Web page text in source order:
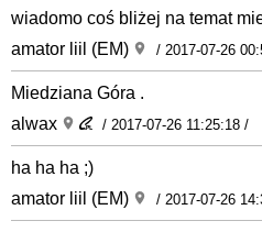
wiadomo coś bliżej na temat
amator liil (EM)
/ 2017-07-26
Miedziana Góra .
alwax
/ 2017-07-26 11:25:18 /
ha ha ha ;)
amator liil (EM)
/ 2017-07-26